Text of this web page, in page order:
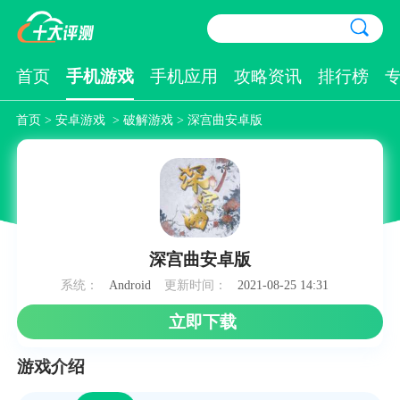
首页 手机游戏 手机应用 攻略资讯 排行榜
首页> 安卓游戏 > 破解游戏> 深宫曲安卓版
深宫曲安卓版
系统： Android 更新时间： 2021-08-25 14:31
立即下载
游戏介绍